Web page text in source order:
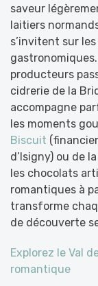
saveur
laitiers
s’invitent sur
producteurs
cidrerie de la
accompagne
les moments
Biscuit
d’Isigny) ou de la
les chocolats
romantiques à
transforme
de découverte
Explorez le Val
romantique